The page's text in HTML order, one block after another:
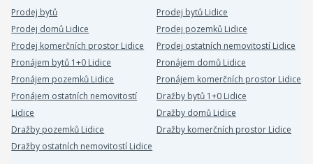
Prodej bytů
Prodej bytů Lidice
Prodej domů Lidice
Prodej pozemků Lidice
Prodej komerčních prostor Lidice
Prodej ostatních nemovitostí Lidice
Pronájem bytů 1+0 Lidice
Pronájem domů Lidice
Pronájem pozemků Lidice
Pronájem komerčních prostor Lidice
Pronájem ostatních nemovitostí
Lidice
Dražby bytů 1+0 Lidice
Dražby domů Lidice
Dražby pozemků Lidice
Dražby komerčních prostor Lidice
Dražby ostatních nemovitostí Lidice